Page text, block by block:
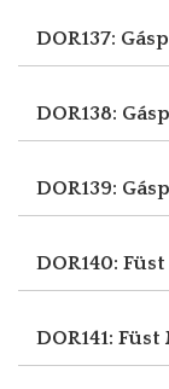
DOR137:
DOR138:
DOR139:
DOR140:
DOR141: